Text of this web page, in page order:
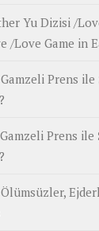
Yu Dizisi /
/Love Game in
Gamzeli Prens ile
Gamzeli Prens ile
Ölümsüzler,